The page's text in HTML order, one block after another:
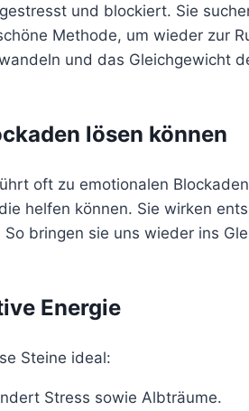
und blockiert. Sie
Methode, um wieder zur
und das Gleichgewicht
lösen können
oft zu emotionalen
helfen können. Sie wirken
bringen sie uns wieder ins
Energie
Steine ideal:
Stress sowie Albträume.